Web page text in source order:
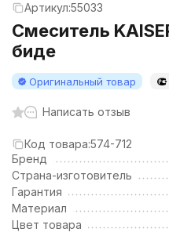
Артикул:55033
Смеситель
биде
Оригинальный товар
Написать отзыв
Код товара:574-712
Бренд
Страна-изготовитель
Гарантия
Материал
Цвет товара